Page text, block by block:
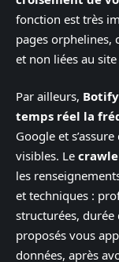
fonction est très
pages orphelines,
et non liées au
Par ailleurs,
temps réel la
Google et
visibles. Le
les
et techniques :
structurées,
proposés vous
données, après